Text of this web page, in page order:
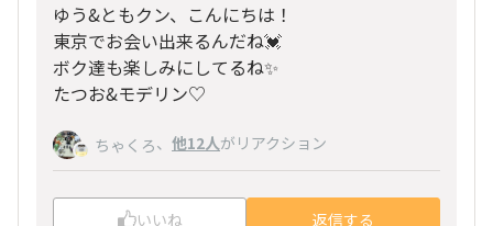
ゆう&ともクン、こんにちは！
東京でお会い出来るんだね💓
ボク達も楽しみにしてるね✨
たつお&モデリン♡
ちゃくろ、 他12人がリアクション
いいね 返信する